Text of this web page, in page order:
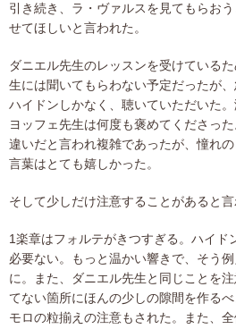
引き続き、ラ・ヴァルスを見てもらお
せてほしいと言われた。
ダニエル先生のレッスンを受けている
生には聞いてもらわない予定だったが
ハイドンしかなく、聴いていただいた
ヨッフェ先生は何度も褒めてくださっ
違いだと言われ複雑であったが、憧れ
言葉はとても嬉しかった。
そして少しだけ注意することがあると言
1楽章はフォルテがきつすぎる。ハイド
必要ない。もっと温かい響きで、そう
に。また、ダニエル先生と同じことを
てない箇所にほんの少しの隙間を作る
モロの粒揃えの注意もされた。また、全